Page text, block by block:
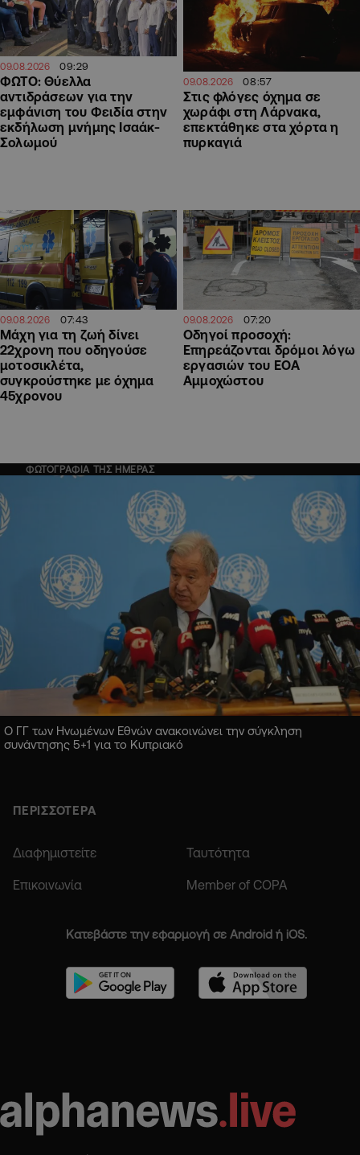
09.08.2026 09:29
ΦΩΤΟ: Θύελλα
αντιδράσεων για την
εμφάνιση του Φειδία στην
εκδήλωση μνήμης Ισαάκ-
Σολωμού
09.08.2026 08:57
Στις φλόγες όχημα σε
χωράφι στη Λάρνακα,
επεκτάθηκε στα χόρτα η
πυρκαγιά
09.08.2026 07:43
Μάχη για τη ζωή δίνει
22χρονη που οδηγούσε
μοτοσικλέτα,
συγκρούστηκε με όχημα
45χρονου
09.08.2026 07:20
Οδηγοί προσοχή:
Επηρεάζονται δρόμοι λόγω
εργασιών του ΕΟΑ
Αμμοχώστου
ΦΩΤΟΓΡΑΦΙΑ ΤΗΣ ΗΜΕΡΑΣ
Ο ΓΓ των Ηνωμένων Εθνών ανακοινώνει την σύγκληση
συνάντησης 5+1 για το Κυπριακό
ΠΕΡΙΣΣΟΤΕΡΑ
Διαφημιστείτε Ταυτότητα
Επικοινωνία Member of COPA
Κατεβάστε την εφαρμογή σε Android ή iOS.